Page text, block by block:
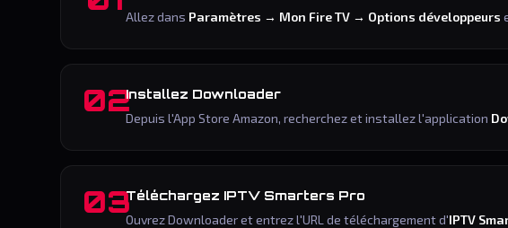
Allez dans Paramètres → Mon Fire TV → Options développeurs
02Installez Downloader
Depuis l'App Store Amazon, recherchez et installez l'application
03Téléchargez IPTV Smarters Pro
Ouvrez Downloader et entrez l'URL de téléchargement d'IPTV